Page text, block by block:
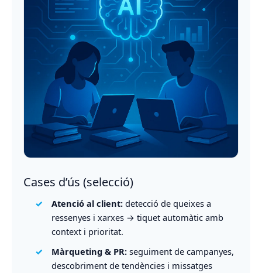
Cases d’ús (selecció)
Atenció al client: detecció de queixes a
ressenyes i xarxes → tiquet automàtic amb
context i prioritat.
Màrqueting & PR: seguiment de campanyes,
descobriment de tendències i missatges